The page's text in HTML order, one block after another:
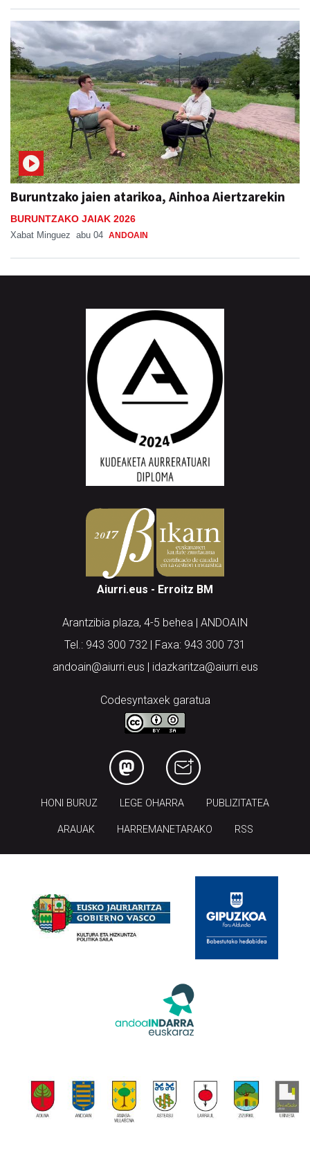
Buruntzako jaien atarikoa, Ainhoa Aiertzarekin
BURUNTZAKO JAIAK 2026
Xabat Minguez abu 04 ANDOAIN
Aiurri.eus - Erroitz BM
Arantzibia plaza, 4-5 behea | ANDOAIN
Tel.: 943 300 732 | Faxa: 943 300 731
andoain@aiurri.eus | idazkaritza@aiurri.eus
Codesyntaxek garatua
HONI BURUZ LEGE OHARRA PUBLIZITATEA
ARAUAK HARREMANETARAKO RSS